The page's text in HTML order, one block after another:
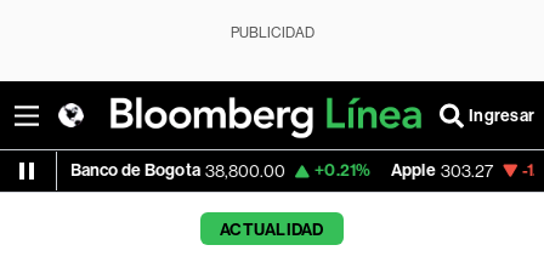
PUBLICIDAD
Ingresar
de Bogota 38,800.00 +0.21% Apple 303.27 -1.74% USD
ACTUALIDAD